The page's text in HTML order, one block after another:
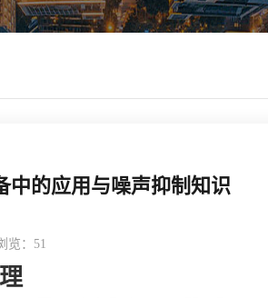
中的应用与噪声抑制知识
览： 51